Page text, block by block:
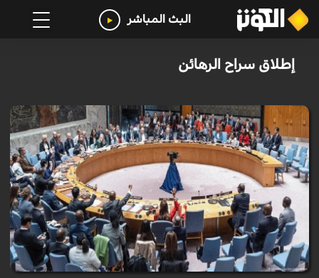
البث المباشر
إطلاق سراح الرهائن